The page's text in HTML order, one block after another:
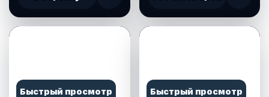
Быстрый просмотр Быстрый просмотр